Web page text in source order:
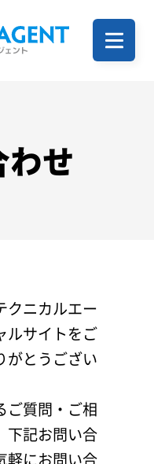
せ
クニカルエー
ルサイトをご
がとうござい
ご質問・ご相
下記お問い合
軽にお問い合